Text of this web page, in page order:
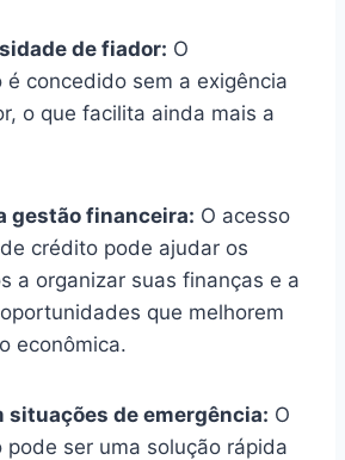
de fiador: O
é concedido sem a exigência
o que facilita ainda mais a
gestão financeira: O acesso
crédito pode ajudar os
a organizar suas finanças e a
que melhorem
econômica.
situações de emergência: O
pode ser uma solução rápida